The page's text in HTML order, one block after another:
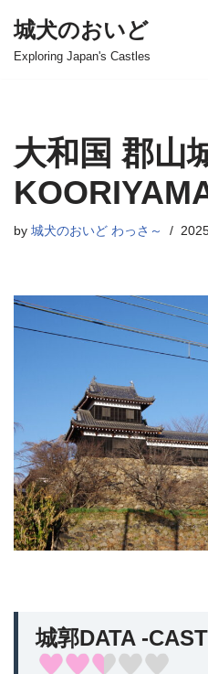
コ
へ
ス
キ
ッ
城犬のおいど
Exploring Japan's Castles
大和国 郡山
by 城犬のおいど わっさ～
城郭DATA -